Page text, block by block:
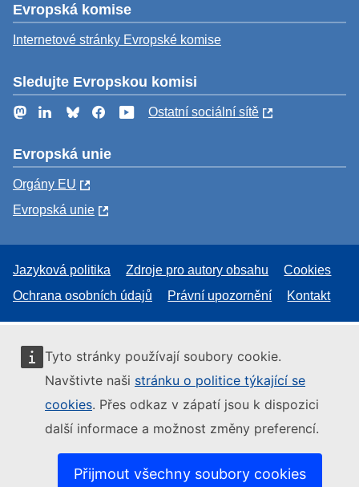
Tyto stránky používají soubory cookie.
Navštivte naši stránku o politice týkající se
cookies. Přes odkaz v zápatí jsou k dispozici
další informace a možnost změny preferencí.
Přijmout všechny soubory cookies
Evropská komise
Internetové stránky Evropské komise
Sledujte Evropskou komisi
MastodonLinkedInBlueskyFacebookYouTube
Ostatní sociální sítě
Evropská unie
Orgány EU
Evropská unie
Jazyková politika Zdroje pro autory obsahu
Cookies
Ochrana osobních údajů
Právní upozornění Kontakt